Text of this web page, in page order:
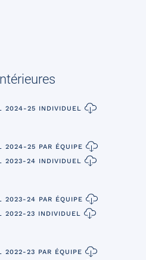
2024-25 INDIVIDUEL
2024-25 PAR ÉQUIPE
2023-24 INDIVIDUEL
2023-24 PAR ÉQUIPE
2022-23 INDIVIDUEL
2022-23 PAR ÉQUIPE